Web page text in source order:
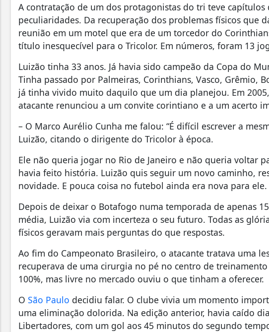
A contratação de um dos protagonistas do tri teve capítulos
peculiaridades. Da recuperação dos problemas físicos que
reunião em um motel que era de um torcedor do
título inesquecível para o Tricolor. Em números, foram 13
Luizão tinha 33 anos. Já havia sido campeão da Copa do
Tinha passado por Palmeiras, Corinthians, Vasco, Grêmio,
já tinha vivido muito daquilo que um dia planejou. Em
atacante renunciou a um convite corintiano e a um acerto
– O Marco Aurélio Cunha me falou: “É difícil escrever a
Luizão, citando o dirigente do Tricolor à época.
Ele não queria jogar no Rio de Janeiro e não queria voltar
havia feito história. Luizão quis seguir um novo caminho,
novidade. E pouca coisa no futebol ainda era nova para ele.
Depois de deixar o Botafogo numa temporada de apenas
média, Luizão via com incerteza o seu futuro. Todas as
físicos geravam mais perguntas do que respostas.
Ao fim do Campeonato Brasileiro, o atacante tratava uma
recuperava de uma cirurgia no pé no centro de
100%, mas livre no mercado ouviu o que tinham a oferecer.
O São Paulo decidiu falar. O clube vivia um momento
uma eliminação dolorida. Na edição anterior, havia caído
Libertadores, com um gol aos 45 minutos do segundo